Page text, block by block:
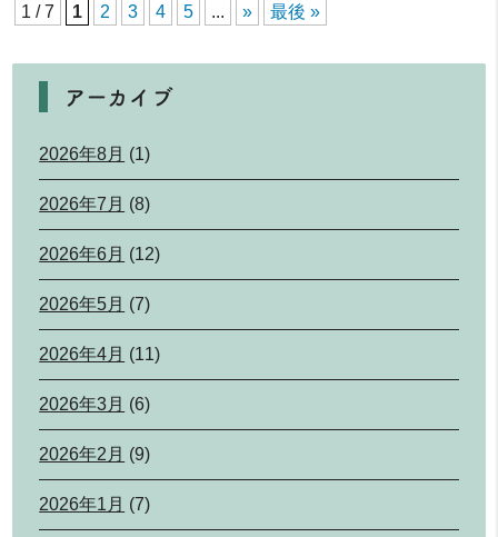
1 / 7 1 2 3 4 5 ... » 最後 »
アーカイブ
2026年8月 (1)
2026年7月 (8)
2026年6月 (12)
2026年5月 (7)
2026年4月 (11)
2026年3月 (6)
2026年2月 (9)
2026年1月 (7)